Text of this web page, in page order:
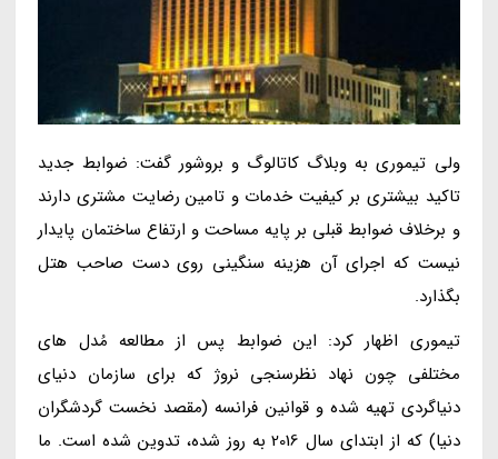
ولی تیموری به وبلاگ کاتالوگ و بروشور گفت: ضوابط جدید
تاکید بیشتری بر کیفیت خدمات و تامین رضایت مشتری دارند
و برخلاف ضوابط قبلی بر پایه مساحت و ارتفاع ساختمان پایدار
نیست که اجرای آن هزینه سنگینی روی دست صاحب هتل
بگذارد.
تیموری اظهار کرد: این ضوابط پس از مطالعه مُدل های
مختلفی چون نهاد نظرسنجی نروژ که برای سازمان دنیای
دنیاگردی تهیه شده و قوانین فرانسه (مقصد نخست گردشگران
دنیا) که از ابتدای سال 2016 به روز شده، تدوین شده است. ما